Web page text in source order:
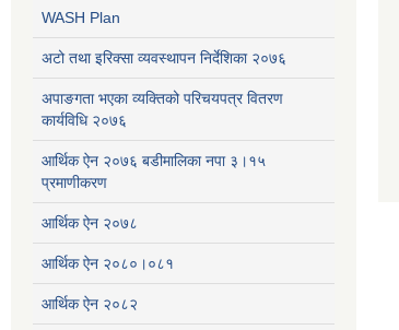
WASH Plan
अटो तथा इरिक्सा व्यवस्थापन निर्देशिका २०७६
अपाङगता भएका व्यक्तिको परिचयपत्र वितरण
कार्यविधि २०७६
आर्थिक ऐन २०७६ बडीमालिका नपा ३।१५
प्रमाणीकरण
आर्थिक ऐन २०७८
आर्थिक ऐन २०८०।०८१
आर्थिक ऐन २०८२